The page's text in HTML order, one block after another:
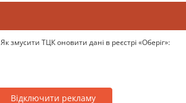
Як змусити ТЦК оновити дані в реєстрі «Оберіг»:
Відключити рекламу